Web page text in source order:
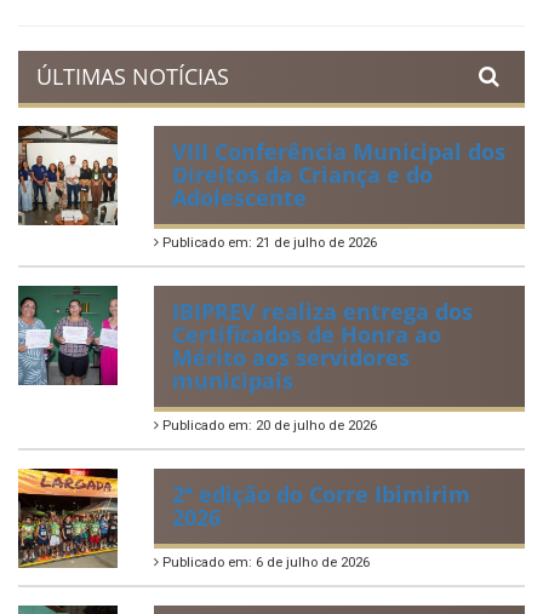
ÚLTIMAS NOTÍCIAS
VIII Conferência Municipal dos
Direitos da Criança e do
Adolescente
Publicado em: 21 de julho de 2026
IBIPREV realiza entrega dos
Certificados de Honra ao
Mérito aos servidores
municipais
Publicado em: 20 de julho de 2026
2ª edição do Corre Ibimirim
2026
Publicado em: 6 de julho de 2026